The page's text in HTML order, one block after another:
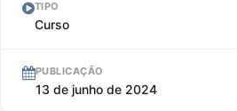
TIPO
Curso
PUBLICAÇÃO
13 de junho de 2024